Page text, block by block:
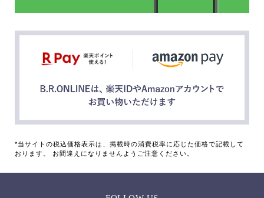
*当サイトの税込価格表示は、掲載時の消費税率に応じた価格で記載して
おります。 お間違えになりませんようご注意ください。